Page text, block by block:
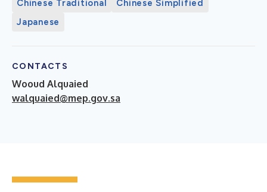
Chinese Traditional
Chinese Simplified
Japanese
CONTACTS
Wooud Alquaied
walquaied@mep.gov.sa